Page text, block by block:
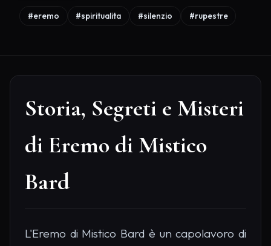
#eremo #spiritualita #silenzio #rupestre
Storia, Segreti e Misteri
di Eremo di Mistico
Bard
L'Eremo di Mistico Bard è un capolavoro di